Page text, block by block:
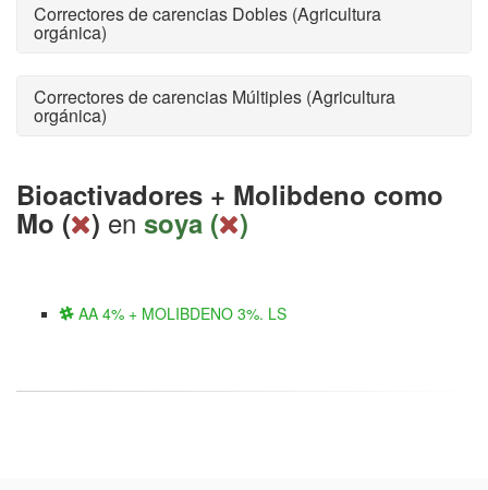
Correctores de carencias Dobles (Agricultura
orgánica)
Correctores de carencias Múltiples (Agricultura
orgánica)
Bioactivadores + Molibdeno como
Mo ( ) en soya ( )
AA 4% + MOLIBDENO 3%. LS